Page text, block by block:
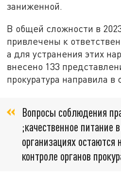
заниженной.
В общей сложности в
привлечены к
а для устранения этих
внесено 133
прокуратура направила в
Вопросы соблюдения
;качественное питание
организациях остаются
контроле органов